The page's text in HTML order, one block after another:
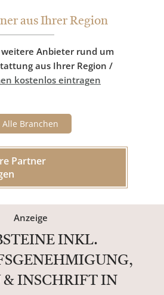
aus Ihrer Region
Anbieter rund um
aus Ihrer Region /
kostenlos eintragen
Alle Branchen
Partner
Anzeige
INKL.
& INSCHRIFT IN